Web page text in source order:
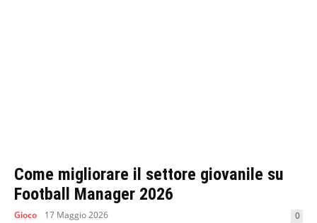
Come migliorare il settore giovanile su
Football Manager 2026
Gioco 17 Maggio 2026 0